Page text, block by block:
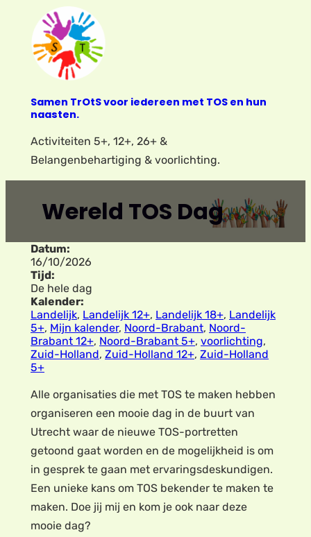
inhoud
Samen TrOtS voor iedereen met TOS en hun
naasten.
Activiteiten 5+, 12+, 26+ &
Belangenbehartiging & voorlichting.
Wereld TOS Dag
Datum:
16/10/2026
Tijd:
De hele dag
Kalender:
Landelijk, Landelijk 12+, Landelijk 18+, Landelijk
5+, Mijn kalender, Noord-Brabant, Noord-
Brabant 12+, Noord-Brabant 5+, voorlichting,
Zuid-Holland, Zuid-Holland 12+, Zuid-Holland
5+
Alle organisaties die met TOS te maken hebben
organiseren een mooie dag in de buurt van
Utrecht waar de nieuwe TOS-portretten
getoond gaat worden en de mogelijkheid is om
in gesprek te gaan met ervaringsdeskundigen.
Een unieke kans om TOS bekender te maken te
maken. Doe jij mij en kom je ook naar deze
mooie dag?